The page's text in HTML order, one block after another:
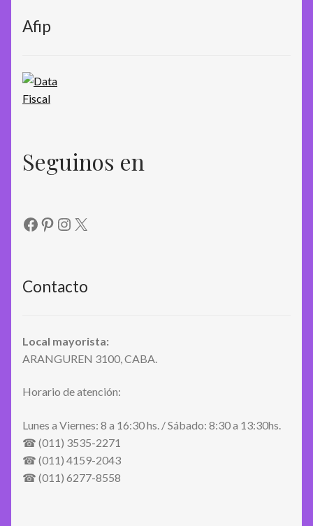
Afip
Seguinos en
Facebook
Pinterest
Instagram
X
Contacto
Local mayorista:
ARANGUREN 3100, CABA.
Horario de atención:
Lunes a Viernes: 8 a 16:30 hs. / Sábado: 8:30 a 13:30hs.
☎ (011) 3535-2271
☎ (011) 4159-2043
☎ (011) 6277-8558